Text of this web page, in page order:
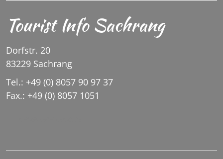
Tourist Info Sachrang
Dorfstr. 20
83229 Sachrang
Tel.: +49 (0) 8057 90 97 37
Fax.: +49 (0) 8057 1051